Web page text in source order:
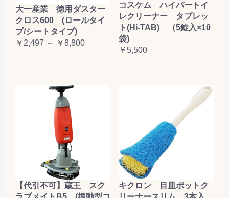
大一産業 徳用ダスター
クロス600 (ロールタイ
プ/シートタイプ)
￥2,497 ～ ￥8,800
コスケム ハイパートイ
レクリーナー タブレッ
ト(Hi-TAB) （5錠入×10
袋)
￥5,500
【代引不可】蔵王 スク
キクロン 目皿ポットク